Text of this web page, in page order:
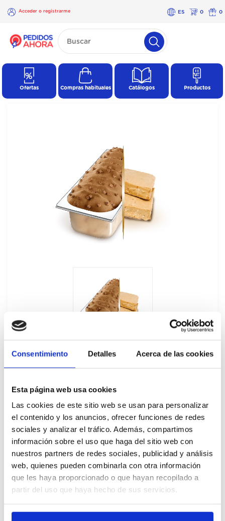
Consentimiento Detalles Acerca de las cookies
Esta página web usa cookies
Las cookies de este sitio web se usan para personalizar
el contenido y los anuncios, ofrecer funciones de redes
sociales y analizar el tráfico. Además, compartimos
información sobre el uso que haga del sitio web con
nuestros partners de redes sociales, publicidad y análisis
web, quienes pueden combinarla con otra información
que les haya proporcionado o que hayan recopilado a
partir del uso que haya hecho de sus servicios.
Acceder o registrarme ES 0 0
×
Acceder o
Ofertas Compras habituales Catálogos Productos
Helado Granel Turrón Carte D'Or 5,5L
87021
Cajas
Registrarme
No disponible, solicita ahora